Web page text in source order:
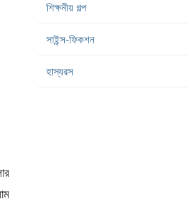
শিক্ষনীয় গল্প
সাইন্স-ফিকশন
হাস্যরস